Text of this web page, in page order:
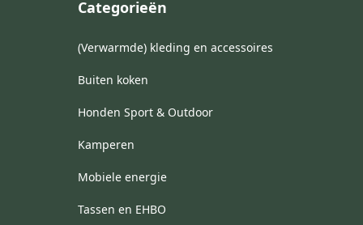
Categorieën
(Verwarmde) kleding en accessoires
Buiten koken
Honden Sport & Outdoor
Kamperen
Mobiele energie
Tassen en EHBO